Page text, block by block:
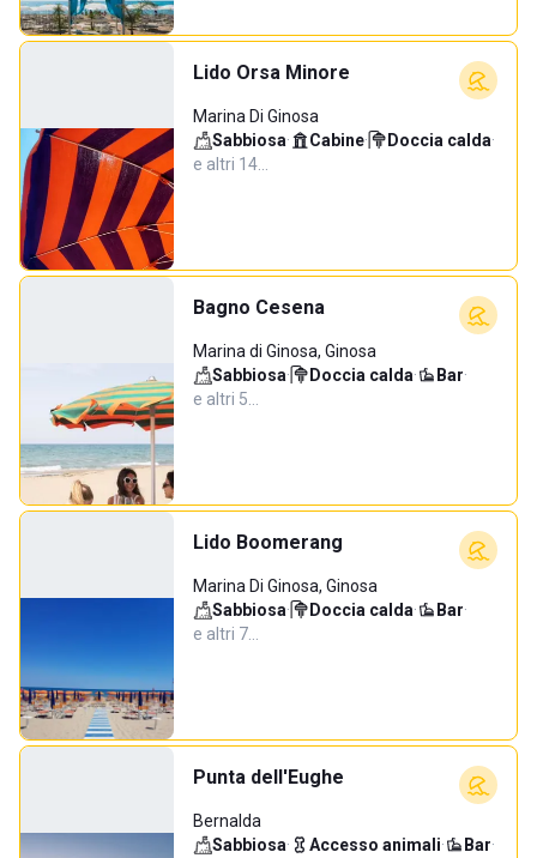
Lido Orsa Minore
Marina Di Ginosa
Sabbiosa· Cabine· Doccia calda·
e altri 14…
Bagno Cesena
Marina di Ginosa, Ginosa
Sabbiosa· Doccia calda· Bar·
e altri 5…
Lido Boomerang
Marina Di Ginosa, Ginosa
Sabbiosa· Doccia calda· Bar·
e altri 7…
Punta dell'Eughe
Bernalda
Sabbiosa· Accesso animali· Bar·